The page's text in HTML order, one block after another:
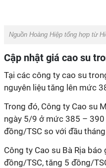
Nguồn Hoàng Hiệp tổng hợp từ
Cập nhật giá cao su
Tại các công ty cao su
nguyên liệu tăng lên mức
Trong đó, Công ty Cao su
ngày 5/9 ở mức 385 – 390
đồng/TSC so với đầu
Công ty Cao su Bà Rịa
đồng/TSC, tăng 5 đồng/